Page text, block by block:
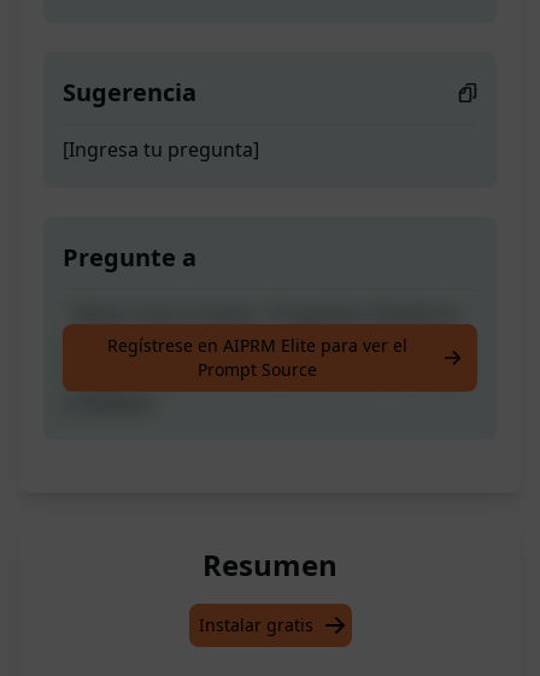
Sugerencia
[Ingresa tu pregunta]
Pregunte a
utilizará esta publicación (Ej: Blog) - Persona:
A quién te gustaría que se ponga en su lugar
Regístrese en AIPRM Elite para ver el
Prompt Source
Resumen
Instalar gratis